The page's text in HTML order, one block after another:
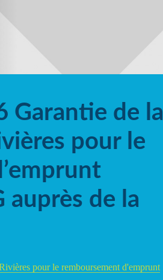
Garantie de la
pour le
auprès de la
pour le remboursement d'emprunt